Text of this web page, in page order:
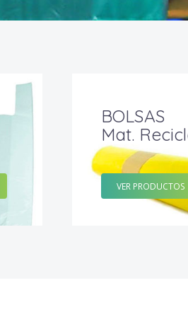
BOLSAS
Mat.
VER PRODUCTOS